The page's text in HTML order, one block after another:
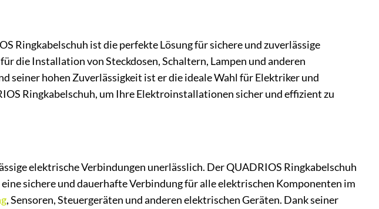
Ringkabelschuh ist die perfekte Lösung für sichere und zuverlässige
die Installation von Steckdosen, Schaltern, Lampen und anderen
seiner hohen Zuverlässigkeit ist er die ideale Wahl für Elektriker und
Ringkabelschuh, um Ihre Elektroinstallationen sicher und effizient zu
elektrische Verbindungen unerlässlich. Der QUADRIOS Ringkabelschuh
sichere und dauerhafte Verbindung für alle elektrischen Komponenten im
, Sensoren, Steuergeräten und anderen elektrischen Geräten. Dank seiner